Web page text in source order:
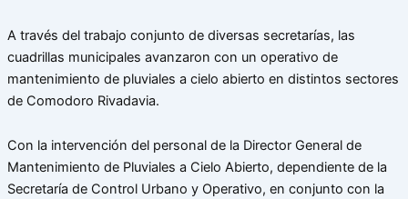
A través del trabajo conjunto de diversas secretarías, las
cuadrillas municipales avanzaron con un operativo de
mantenimiento de pluviales a cielo abierto en distintos sectores
de Comodoro Rivadavia.
Con la intervención del personal de la Director General de
Mantenimiento de Pluviales a Cielo Abierto, dependiente de la
Secretaría de Control Urbano y Operativo, en conjunto con la